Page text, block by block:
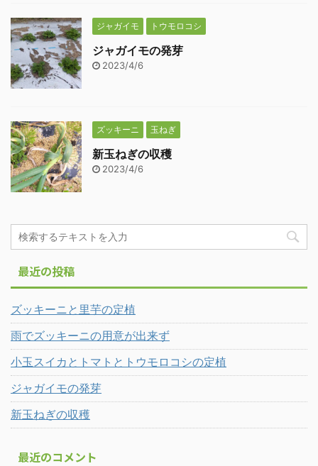
ジャガイモ トウモロコシ
ジャガイモの発芽
2023/4/6
ズッキーニ 玉ねぎ
新玉ねぎの収穫
2023/4/6
最近の投稿
ズッキーニと里芋の定植
雨でズッキーニの用意が出来ず
小玉スイカとトマトとトウモロコシの定植
ジャガイモの発芽
新玉ねぎの収穫
最近のコメント